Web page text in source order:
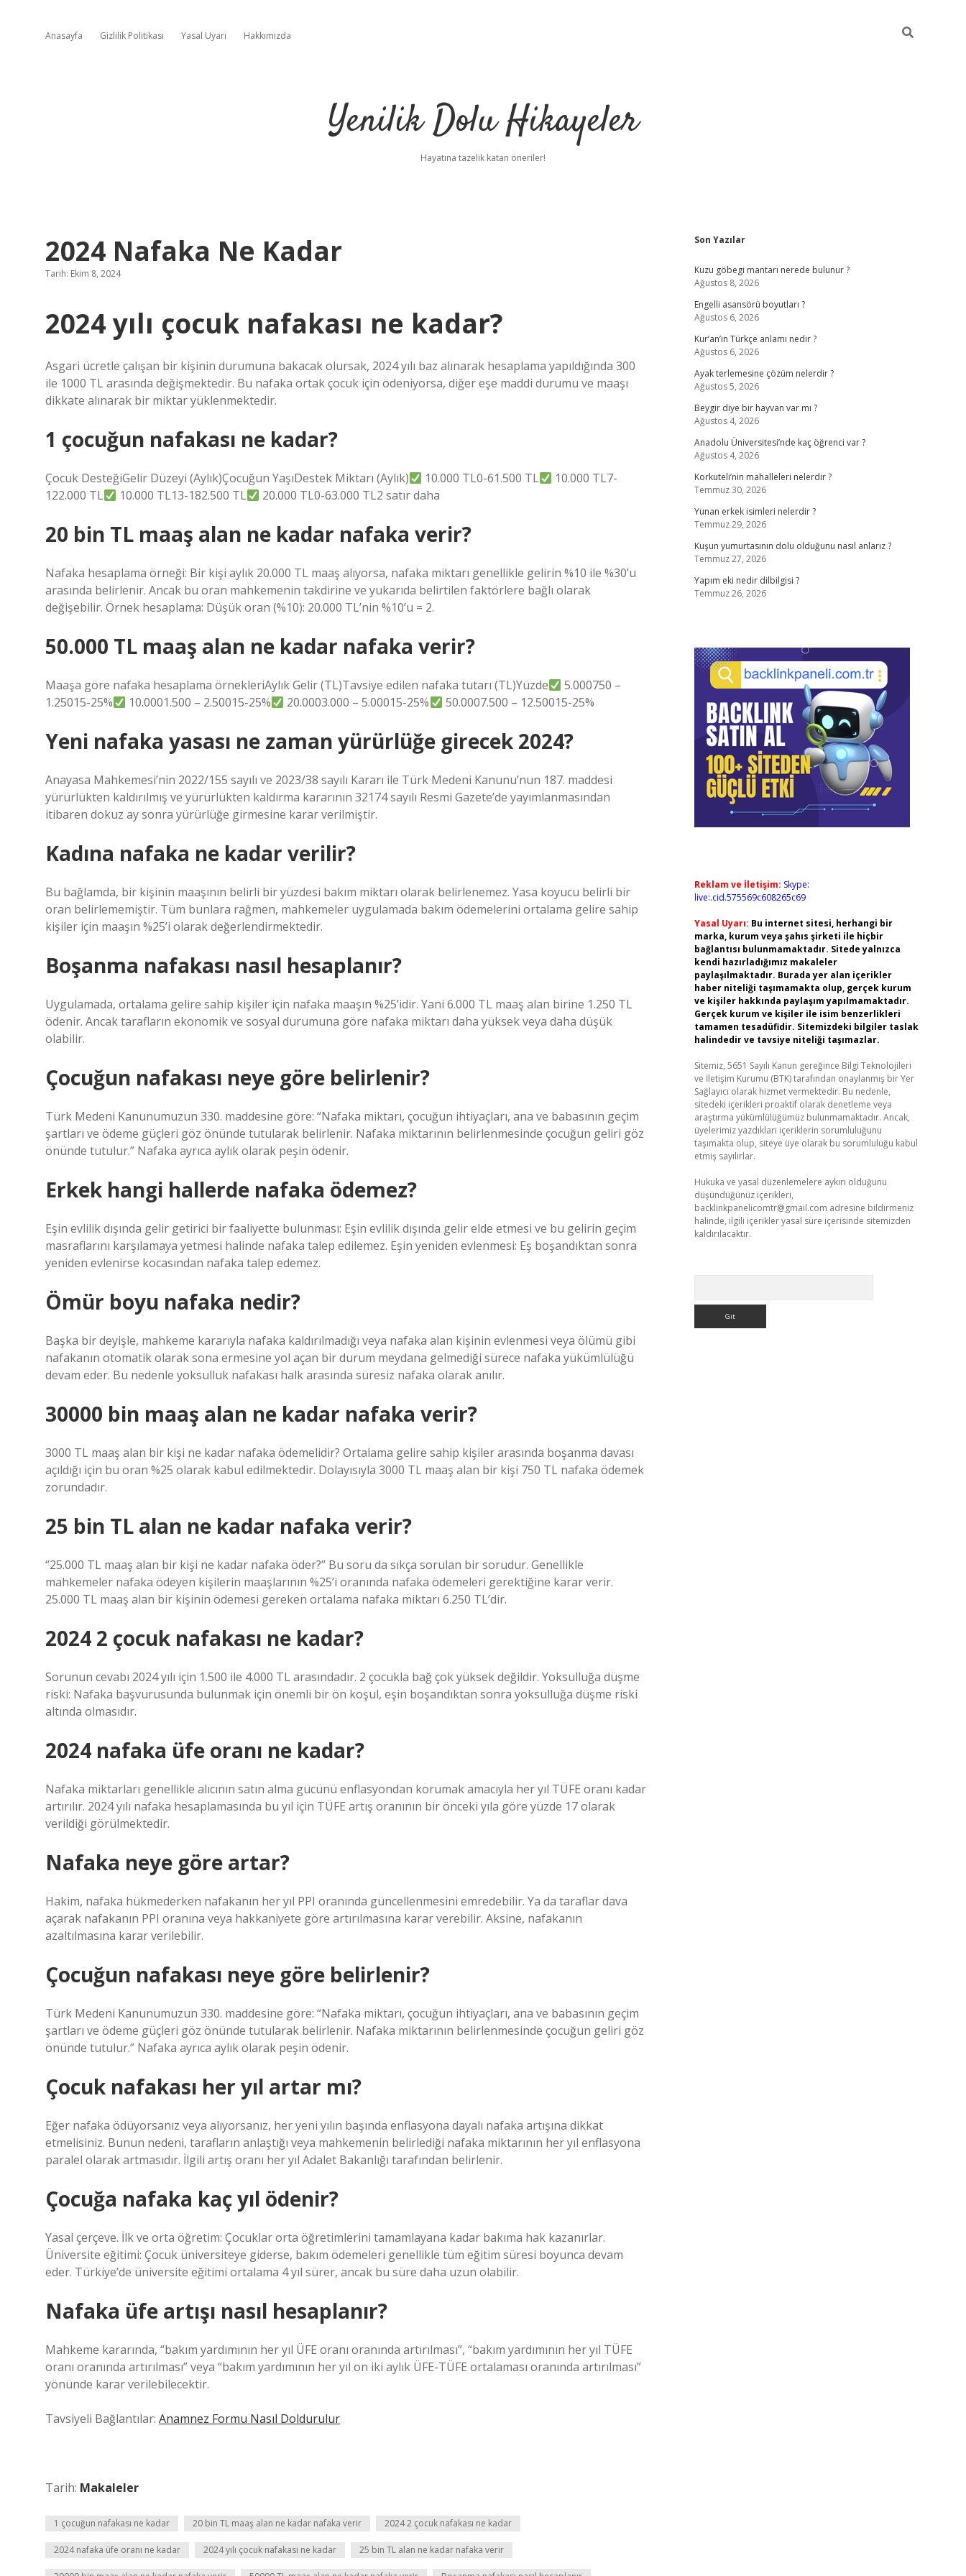
Anasayfa Gizlilik Politikası Yasal Uyarı Hakkımızda
Yenilik Dolu Hikayeler
Hayatına tazelik katan öneriler!
2024 Nafaka Ne Kadar
Tarih: Ekim 8, 2024
2024 yılı çocuk nafakası ne kadar?
Asgari ücretle çalışan bir kişinin durumuna bakacak olursak, 2024 yılı baz alınarak hesaplama yapıldığında 300
ile 1000 TL arasında değişmektedir. Bu nafaka ortak çocuk için ödeniyorsa, diğer eşe maddi durumu ve maaşı
dikkate alınarak bir miktar yüklenmektedir.
1 çocuğun nafakası ne kadar?
Çocuk DesteğiGelir Düzeyi (Aylık)Çocuğun YaşıDestek Miktarı (Aylık) 10.000 TL0-61.500 TL
10.000 TL7-
122.000 TL
10.000 TL13-182.500 TL 20.000 TL0-63.000 TL2 satır daha
20 bin TL maaş alan ne kadar nafaka verir?
Nafaka hesaplama örneği: Bir kişi aylık 20.000 TL maaş alıyorsa, nafaka miktarı genellikle gelirin %10 ile %30’u
arasında belirlenir. Ancak bu oran mahkemenin takdirine ve yukarıda belirtilen faktörlere bağlı olarak
değişebilir. Örnek hesaplama: Düşük oran (%10): 20.000 TL’nin %10’u = 2.
50.000 TL maaş alan ne kadar nafaka verir?
Maaşa göre nafaka hesaplama örnekleriAylık Gelir (TL)Tavsiye edilen nafaka tutarı (TL)Yüzde
5.000750 –
1.25015-25%
10.0001.500 – 2.50015-25% 20.0003.000 – 5.00015-25% 50.0007.500 – 12.50015-25%
Yeni nafaka yasası ne zaman yürürlüğe girecek 2024?
Anayasa Mahkemesi’nin 2022/155 sayılı ve 2023/38 sayılı Kararı ile Türk Medeni Kanunu’nun 187. maddesi
yürürlükten kaldırılmış ve yürürlükten kaldırma kararının 32174 sayılı Resmi Gazete’de yayımlanmasından
itibaren dokuz ay sonra yürürlüğe girmesine karar verilmiştir.
Kadına nafaka ne kadar verilir?
Bu bağlamda, bir kişinin maaşının belirli bir yüzdesi bakım miktarı olarak belirlenemez. Yasa koyucu belirli bir
oran belirlememiştir. Tüm bunlara rağmen, mahkemeler uygulamada bakım ödemelerini ortalama gelire sahip
kişiler için maaşın %25’i olarak değerlendirmektedir.
Boşanma nafakası nasıl hesaplanır?
Uygulamada, ortalama gelire sahip kişiler için nafaka maaşın %25’idir. Yani 6.000 TL maaş alan birine 1.250 TL
ödenir. Ancak tarafların ekonomik ve sosyal durumuna göre nafaka miktarı daha yüksek veya daha düşük
olabilir.
Çocuğun nafakası neye göre belirlenir?
Türk Medeni Kanunumuzun 330. maddesine göre: “Nafaka miktarı, çocuğun ihtiyaçları, ana ve babasının geçim
şartları ve ödeme güçleri göz önünde tutularak belirlenir. Nafaka miktarının belirlenmesinde çocuğun geliri göz
önünde tutulur.” Nafaka ayrıca aylık olarak peşin ödenir.
Erkek hangi hallerde nafaka ödemez?
Eşin evlilik dışında gelir getirici bir faaliyette bulunması: Eşin evlilik dışında gelir elde etmesi ve bu gelirin geçim
masraflarını karşılamaya yetmesi halinde nafaka talep edilemez. Eşin yeniden evlenmesi: Eş boşandıktan sonra
yeniden evlenirse kocasından nafaka talep edemez.
Ömür boyu nafaka nedir?
Başka bir deyişle, mahkeme kararıyla nafaka kaldırılmadığı veya nafaka alan kişinin evlenmesi veya ölümü gibi
nafakanın otomatik olarak sona ermesine yol açan bir durum meydana gelmediği sürece nafaka yükümlülüğü
devam eder. Bu nedenle yoksulluk nafakası halk arasında süresiz nafaka olarak anılır.
30000 bin maaş alan ne kadar nafaka verir?
3000 TL maaş alan bir kişi ne kadar nafaka ödemelidir? Ortalama gelire sahip kişiler arasında boşanma davası
açıldığı için bu oran %25 olarak kabul edilmektedir. Dolayısıyla 3000 TL maaş alan bir kişi 750 TL nafaka ödemek
zorundadır.
25 bin TL alan ne kadar nafaka verir?
“25.000 TL maaş alan bir kişi ne kadar nafaka öder?” Bu soru da sıkça sorulan bir sorudur. Genellikle
mahkemeler nafaka ödeyen kişilerin maaşlarının %25’i oranında nafaka ödemeleri gerektiğine karar verir.
25.000 TL maaş alan bir kişinin ödemesi gereken ortalama nafaka miktarı 6.250 TL’dir.
2024 2 çocuk nafakası ne kadar?
Sorunun cevabı 2024 yılı için 1.500 ile 4.000 TL arasındadır. 2 çocukla bağ çok yüksek değildir. Yoksulluğa düşme
riski: Nafaka başvurusunda bulunmak için önemli bir ön koşul, eşin boşandıktan sonra yoksulluğa düşme riski
altında olmasıdır.
2024 nafaka üfe oranı ne kadar?
Nafaka miktarları genellikle alıcının satın alma gücünü enflasyondan korumak amacıyla her yıl TÜFE oranı kadar
artırılır. 2024 yılı nafaka hesaplamasında bu yıl için TÜFE artış oranının bir önceki yıla göre yüzde 17 olarak
verildiği görülmektedir.
Nafaka neye göre artar?
Hakim, nafaka hükmederken nafakanın her yıl PPI oranında güncellenmesini emredebilir. Ya da taraflar dava
açarak nafakanın PPI oranına veya hakkaniyete göre artırılmasına karar verebilir. Aksine, nafakanın
azaltılmasına karar verilebilir.
Çocuğun nafakası neye göre belirlenir?
Türk Medeni Kanunumuzun 330. maddesine göre: “Nafaka miktarı, çocuğun ihtiyaçları, ana ve babasının geçim
şartları ve ödeme güçleri göz önünde tutularak belirlenir. Nafaka miktarının belirlenmesinde çocuğun geliri göz
önünde tutulur.” Nafaka ayrıca aylık olarak peşin ödenir.
Çocuk nafakası her yıl artar mı?
Eğer nafaka ödüyorsanız veya alıyorsanız, her yeni yılın başında enflasyona dayalı nafaka artışına dikkat
etmelisiniz. Bunun nedeni, tarafların anlaştığı veya mahkemenin belirlediği nafaka miktarının her yıl enflasyona
paralel olarak artmasıdır. İlgili artış oranı her yıl Adalet Bakanlığı tarafından belirlenir.
Çocuğa nafaka kaç yıl ödenir?
Yasal çerçeve. İlk ve orta öğretim: Çocuklar orta öğretimlerini tamamlayana kadar bakıma hak kazanırlar.
Üniversite eğitimi: Çocuk üniversiteye giderse, bakım ödemeleri genellikle tüm eğitim süresi boyunca devam
eder. Türkiye’de üniversite eğitimi ortalama 4 yıl sürer, ancak bu süre daha uzun olabilir.
Nafaka üfe artışı nasıl hesaplanır?
Mahkeme kararında, “bakım yardımının her yıl ÜFE oranı oranında artırılması”, “bakım yardımının her yıl TÜFE
oranı oranında artırılması” veya “bakım yardımının her yıl on iki aylık ÜFE-TÜFE ortalaması oranında artırılması”
yönünde karar verilebilecektir.
Tavsiyeli Bağlantılar: Anamnez Formu Nasıl Doldurulur
Tarih: Makaleler
1 çocuğun nafakası ne kadar 20 bin TL maaş alan ne kadar nafaka verir 2024 2 çocuk nafakası ne kadar
2024 nafaka üfe oranı ne kadar 2024 yılı çocuk nafakası ne kadar 25 bin TL alan ne kadar nafaka verir
Sidebar
Son Yazılar
Kuzu göbegi mantarı nerede bulunur ?
Ağustos 8, 2026
Engelli asansörü boyutları ?
Ağustos 6, 2026
Kur’an’ın Türkçe anlamı nedir ?
Ağustos 6, 2026
Ayak terlemesine çözüm nelerdir ?
Ağustos 5, 2026
Beygir diye bir hayvan var mı ?
Ağustos 4, 2026
Anadolu Üniversitesi’nde kaç öğrenci var ?
Ağustos 4, 2026
Korkuteli’nin mahalleleri nelerdir ?
Temmuz 30, 2026
Yunan erkek isimleri nelerdir ?
Temmuz 29, 2026
Kuşun yumurtasının dolu olduğunu nasıl anlarız ?
Temmuz 27, 2026
Yapım eki nedir dilbilgisi ?
Temmuz 26, 2026
Reklam ve İletişim: Skype:
live:.cid.575569c608265c69
Yasal Uyarı: Bu internet sitesi, herhangi bir
marka, kurum veya şahıs şirketi ile hiçbir
bağlantısı bulunmamaktadır. Sitede yalnızca
kendi hazırladığımız makaleler
paylaşılmaktadır. Burada yer alan içerikler
haber niteliği taşımamakta olup, gerçek kurum
ve kişiler hakkında paylaşım yapılmamaktadır.
Gerçek kurum ve kişiler ile isim benzerlikleri
tamamen tesadüfidir. Sitemizdeki bilgiler taslak
halindedir ve tavsiye niteliği taşımazlar.
Sitemiz, 5651 Sayılı Kanun gereğince Bilgi Teknolojileri
ve İletişim Kurumu (BTK) tarafından onaylanmış bir Yer
Sağlayıcı olarak hizmet vermektedir. Bu nedenle,
sitedeki içerikleri proaktif olarak denetleme veya
araştırma yükümlülüğümüz bulunmamaktadır. Ancak,
üyelerimiz yazdıkları içeriklerin sorumluluğunu
taşımakta olup, siteye üye olarak bu sorumluluğu kabul
etmiş sayılırlar.
Hukuka ve yasal düzenlemelere aykırı olduğunu
düşündüğünüz içerikleri,
backlinkpanelicomtr@gmail.com adresine bildirmeniz
halinde, ilgili içerikler yasal süre içerisinde sitemizden
kaldırılacaktır.